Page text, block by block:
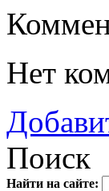
Нет
Поиск
Найти на сайте: